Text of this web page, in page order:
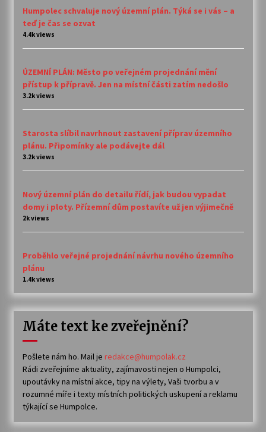
Humpolec schvaluje nový územní plán. Týká se i vás – a
teď je čas se ozvat
4.4k views
ÚZEMNÍ PLÁN: Město po veřejném projednání mění
přístup k přípravě. Jen na místní části zatím nedošlo
3.2k views
Starosta slíbil navrhnout zastavení příprav územního
plánu. Připomínky ale podávejte dál
3.2k views
Nový územní plán do detailu řídí, jak budou vypadat
domy i ploty. Přízemní dům postavíte už jen výjimečně
2k views
Proběhlo veřejné projednání návrhu nového územního
plánu
1.4k views
Máte text ke zveřejnění?
Pošlete nám ho. Mail je redakce@humpolak.cz
Rádi zveřejníme aktuality, zajímavosti nejen o Humpolci,
upoutávky na místní akce, tipy na výlety, Vaši tvorbu a v
rozumné míře i texty místních politických uskupení a reklamu
týkající se Humpolce.